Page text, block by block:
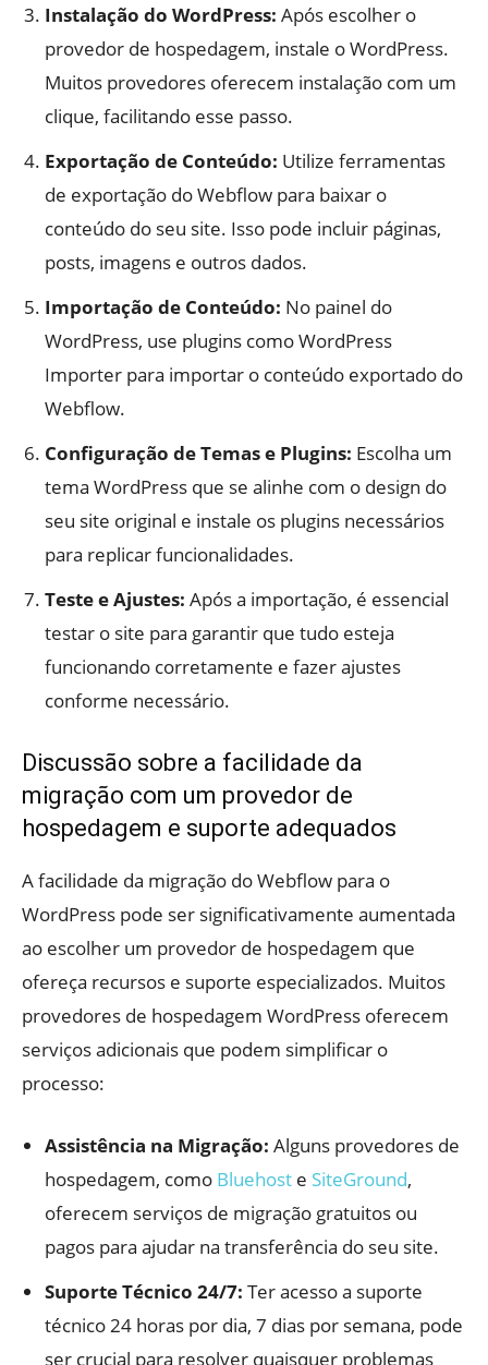
Instalação do WordPress: Após escolher o
provedor de hospedagem, instale o WordPress.
Muitos provedores oferecem instalação com um
clique, facilitando esse passo.
Exportação de Conteúdo: Utilize ferramentas
de exportação do Webflow para baixar o
conteúdo do seu site. Isso pode incluir páginas,
posts, imagens e outros dados.
Importação de Conteúdo: No painel do
WordPress, use plugins como WordPress
Importer para importar o conteúdo exportado do
Webflow.
Configuração de Temas e Plugins: Escolha um
tema WordPress que se alinhe com o design do
seu site original e instale os plugins necessários
para replicar funcionalidades.
Teste e Ajustes: Após a importação, é essencial
testar o site para garantir que tudo esteja
funcionando corretamente e fazer ajustes
conforme necessário.
Discussão sobre a facilidade da
migração com um provedor de
hospedagem e suporte adequados
A facilidade da migração do Webflow para o
WordPress pode ser significativamente aumentada
ao escolher um provedor de hospedagem que
ofereça recursos e suporte especializados. Muitos
provedores de hospedagem WordPress oferecem
serviços adicionais que podem simplificar o
processo:
Assistência na Migração: Alguns provedores de
hospedagem, como Bluehost e SiteGround,
oferecem serviços de migração gratuitos ou
pagos para ajudar na transferência do seu site.
Suporte Técnico 24/7: Ter acesso a suporte
técnico 24 horas por dia, 7 dias por semana, pode
ser crucial para resolver quaisquer problemas